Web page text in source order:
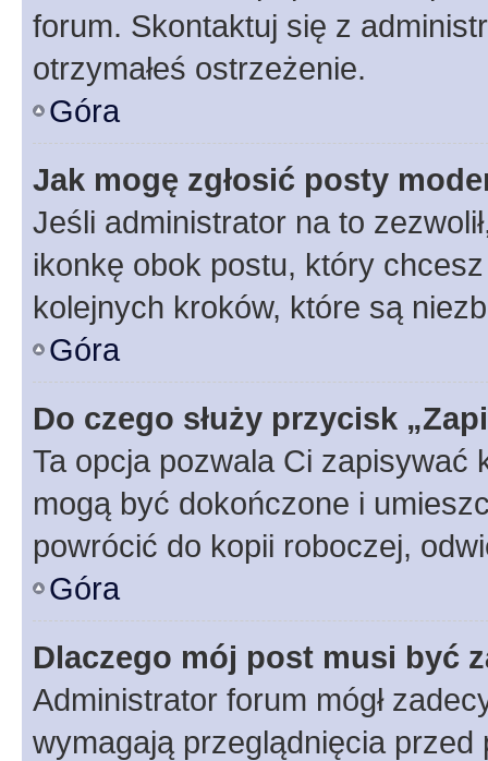
forum. Skontaktuj się z
otrzymałeś ostrzeżenie.
Góra
Jak mogę zgłosić posty
Jeśli administrator na to
ikonkę obok postu, który
kolejnych kroków, które są
Góra
Do czego służy przycisk
Ta opcja pozwala Ci zapisywać
mogą być dokończone i
powrócić do kopii roboczej,
Góra
Dlaczego mój post musi być
Administrator forum mógł
wymagają przeglądnięcia